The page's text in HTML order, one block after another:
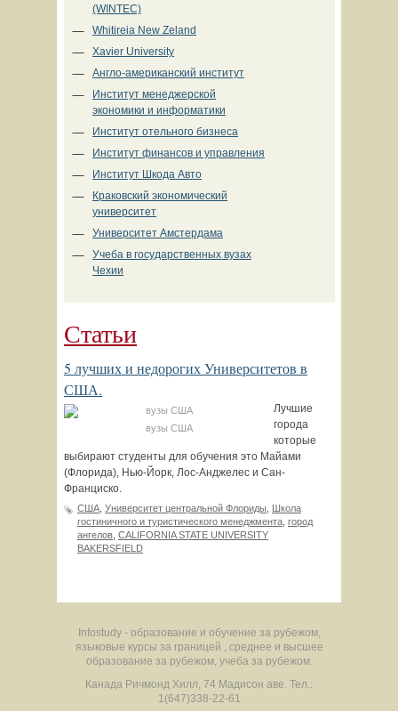
(WINTEC)
Whitireia New Zeland
Xavier University
Англо-американский институт
Институт менеджерской
экономики и информатики
Институт отельного бизнеса
Институт финансов и управления
Институт Шкода Авто
Краковский экономический
университет
Университет Амстердама
Учеба в государственных вузах
Чехии
Статьи
5 лучших и недорогих Университетов в
США.
вузы США
Лучшие
города
которые
выбирают студенты для обучения это Майами
(Флорида), Нью-Йорк, Лос-Анджелес и Сан-
Франциско.
США Университет центральной Флориды
Школа
гостиничного и туристического менеджмента город
ангелов CALIFORNIA STATE UNIVERSITY
BAKERSFIELD
Infostudy - образование и обучение за рубежом,
языковые курсы за границей , среднее и высшее
образование за рубежом, учеба за рубежом.
Канада Ричмонд Хилл, 74 Мадисон аве. Тел.:
1(647)338-22-61